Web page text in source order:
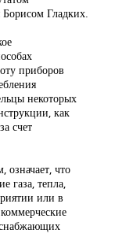
Борисом Гладких.
приборов
некоторых
как
счет
означает, что
газа, тепла,
или в